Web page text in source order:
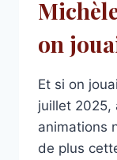
on
Et si on
juillet 2025,
animations
de plus